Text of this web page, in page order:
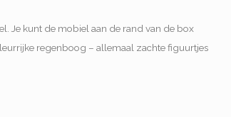
Je kunt de mobiel aan de rand van de box
regenboog – allemaal zachte figuurtjes